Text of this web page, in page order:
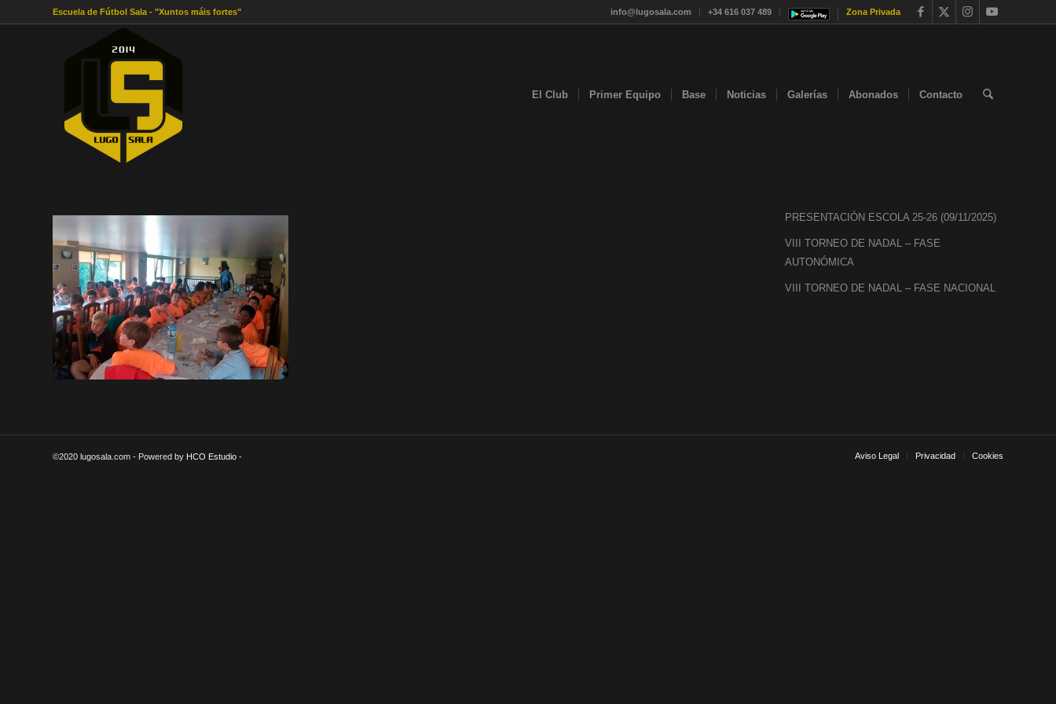
info@lugosala.com +34 616 037 489 Zona Privada
Escuela de Fútbol Sala - "Xuntos máis fortes"
El Club Primer Equipo Base Noticias Galerías Abonados Contacto
PRESENTACIÓN ESCOLA 25-26 (09/11/2025)
VIII TORNEO DE NADAL – FASE
AUTONÓMICA
VIII TORNEO DE NADAL – FASE NACIONAL
©2020 lugosala.com - Powered by HCO Estudio - Aviso Legal Privacidad Cookies